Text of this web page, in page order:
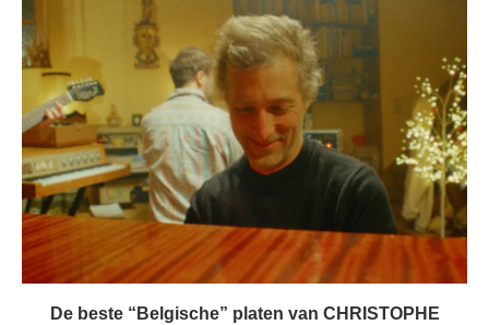
De beste “Belgische” platen van CHRISTOPHE